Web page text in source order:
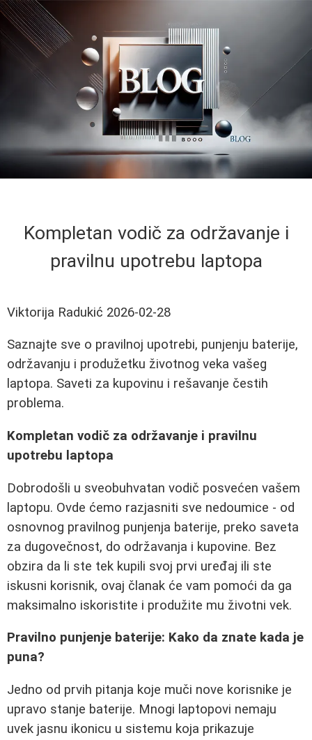
Kompletan vodič za održavanje i
pravilnu upotrebu laptopa
Viktorija Radukić 2026-02-28
Saznajte sve o pravilnoj upotrebi, punjenju baterije,
održavanju i produžetku životnog veka vašeg
laptopa. Saveti za kupovinu i rešavanje čestih
problema.
Kompletan vodič za održavanje i pravilnu
upotrebu laptopa
Dobrodošli u sveobuhvatan vodič posvećen vašem
laptopu. Ovde ćemo razjasniti sve nedoumice - od
osnovnog pravilnog punjenja baterije, preko saveta
za dugovečnost, do održavanja i kupovine. Bez
obzira da li ste tek kupili svoj prvi uređaj ili ste
iskusni korisnik, ovaj članak će vam pomoći da ga
maksimalno iskoristite i produžite mu životni vek.
Pravilno punjenje baterije: Kako da znate kada je
puna?
Jedno od prvih pitanja koje muči nove korisnike je
upravo stanje baterije. Mnogi laptopovi nemaju
uvek jasnu ikonicu u sistemu koja prikazuje